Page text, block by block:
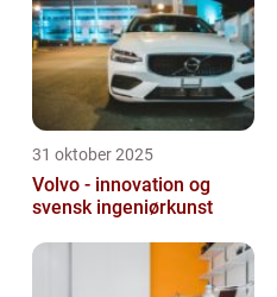
31 oktober 2025
Volvo - innovation og
svensk ingeniørkunst